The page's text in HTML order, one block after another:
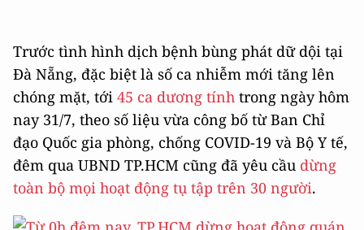
Trước tình hình dịch bệnh bùng phát dữ dội tại
Đà Nẵng, đặc biệt là số ca nhiễm mới tăng lên
chóng mặt, tới 45 ca dương tính trong ngày hôm
nay 31/7, theo số liệu vừa công bố từ Ban Chỉ
đạo Quốc gia phòng, chống COVID-19 và Bộ Y tế,
đêm qua UBND TP.HCM cũng đã yêu cầu dừng
toàn bộ mọi hoạt động tụ tập trên 30 người.